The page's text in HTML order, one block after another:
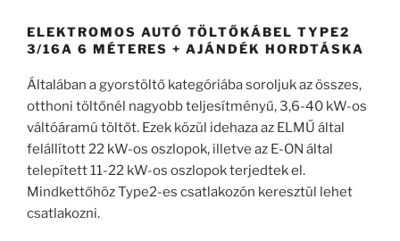
ELEKTROMOS AUTÓ TÖLTŐKÁBEL TYPE2
3/16A 6 MÉTERES + AJÁNDÉK HORDTÁSKA
Általában a gyorstöltő kategóriába soroljuk az összes,
otthoni töltőnél nagyobb teljesítményű, 3,6-40 kW-os
váltóáramú töltőt. Ezek közül idehaza az ELMŰ által
felállított 22 kW-os oszlopok, illetve az E-ON által
telepített 11-22 kW-os oszlopok terjedtek el.
Mindkettőhöz Type2-es csatlakozón keresztül lehet
csatlakozni.